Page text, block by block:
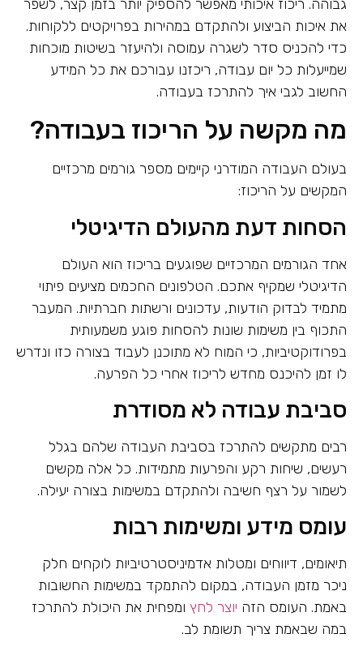
גבוהה. ריכוז איכותי מאפשר להספיק יותר בזמן קצר, לשפר
את איכות הביצוע ולהתקדם במהירות בפרויקטים ללקוחות.
כדי להכניס סדר לשגרה עמוסה ולהיעזר בשיטות מוכחות
שמייעלות כל יום עבודה, ריכזנו עבורכם את כל המידע
החשוב לגבי איך להתרכז בעבודה.
מה מקשה על הריכוז בעבודה?
בעולם העבודה המודרני קיימים מספר גורמים מרכזיים
המקשים על הריכוז:
הסחות דעת מהעולם הדיגיטלי
אחד הגורמים המרכזיים שפוגעים בריכוז הוא העולם
הדיגיטלי שמקיף אתכם. הטלפונים החכמים מציעים פיתוי
מתמיד לבדוק הודעות, עדכונים ורשתות חברתיות. המעבר
התכוף בין משימות שונות להסחות פוגע משמעותית
בפרודוקטיביות, כי המוח לא מתוכנן לעבוד בצורה כזו ונדרש
לו זמן להיכנס מחדש לריכוז אחרי כל הפרעה.
סביבת עבודה לא מסודרת
רבים מתקשים להתרכז בסביבת העבודה שלהם בגלל
רעשים, שיחות רקע והפרעות מתמידות. כל אלה מקשים
לשמור על רצף חשיבה ולהתקדם במשימות בצורה יעילה.
עומס מידע ומשימות רבות
תיאומים, דיווחים ומטלות אדמיניסטרטיביות לוקחים חלק
ניכר מזמן העבודה, במקום להתמקד במשימות החשובות
באמת. העומס הזה יוצר לחץ ומפחית את היכולת להתרכז
במה שבאמת צריך תשומת לב.